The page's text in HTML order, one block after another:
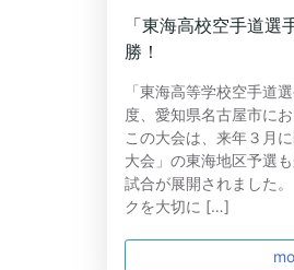
「東海高校空手道選
勝！
「東海高等学校空手道
度、愛知県名古屋市に
この大会は、来年３月
大会」の東海地区予選
試合が展開されました
クを大切に […]